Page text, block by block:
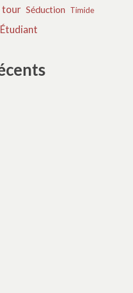
tour Séduction Timide
Étudiant